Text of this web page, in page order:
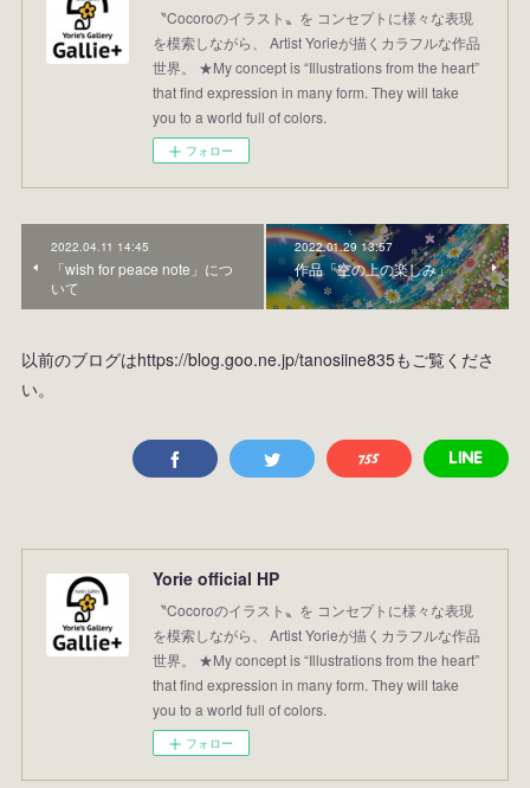
〝Cocoroのイラスト〟を コンセプトに様々な表現
を模索しながら、 Artist Yorieが描くカラフルな作品
世界。 ★My concept is “Illustrations from the heart”
that find expression in many form. They will take
you to a world full of colors.
フォロー
2022.04.11 14:45
「wish for peace note」につ
いて
2022.01.29 13:57
作品「空の上の楽しみ」
以前のブログはhttps://blog.goo.ne.jp/tanosiine835もご覧くださ
い。
Yorie official HP
〝Cocoroのイラスト〟を コンセプトに様々な表現
を模索しながら、 Artist Yorieが描くカラフルな作品
世界。 ★My concept is “Illustrations from the heart”
that find expression in many form. They will take
you to a world full of colors.
フォロー